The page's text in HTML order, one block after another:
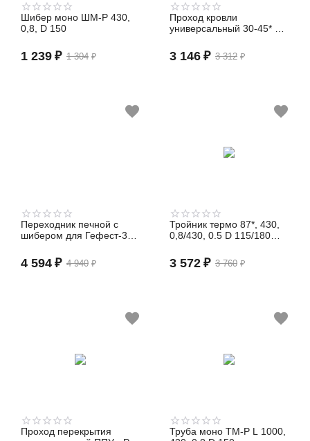
Шибер моно ШМ-Р 430,
0,8, D 150
1 304 ₽
1 239 ₽
Проход кровли
универсальный 30-45* D
3 312 ₽
3 146 ₽
Переходник печной с
шибером для Гефест-30,
4 940 ₽
4 594 ₽
Тройник термо 87*, 430,
0,8/430, 0.5 D 115/180
3 760 ₽
3 572 ₽
Проход перекрытия
Труба моно TM-P L 1000,